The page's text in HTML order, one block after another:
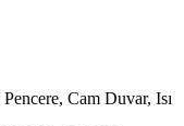
Cam Duvar, Isı